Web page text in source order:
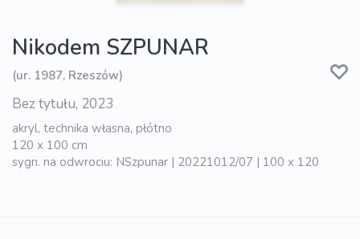
Nikodem SZPUNAR
(ur. 1987, Rzeszów)
Bez tytułu, 2023
akryl, technika własna, płótno
120 x 100 cm
sygn. na odwrociu: NSzpunar | 20221012/07 | 100 x 120